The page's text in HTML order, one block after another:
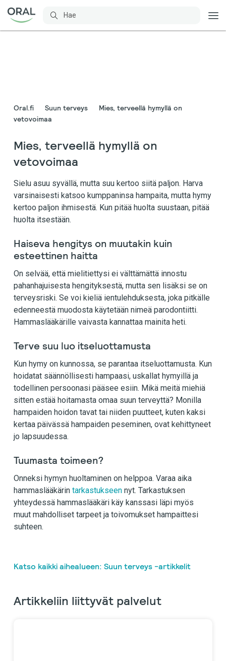
Oral.fi Suun terveys
Mies, terveellä hymyllä on
vetovoimaa
Mies, terveellä hymyllä on
vetovoimaa
Sielu asuu syvällä, mutta suu kertoo siitä paljon. Harva
varsinaisesti katsoo kumppaninsa hampaita, mutta hymy
kertoo paljon ihmisestä. Kun pitää huolta suustaan, pitää
huolta itsestään. ​
Haiseva hengitys on muutakin kuin
esteettinen haitta
On selvää, että mielitiettysi ei välttämättä innostu
pahanhajuisesta hengityksestä, mutta sen lisäksi se on
terveysriski. Se voi kieliä ientulehduksesta, joka pitkälle
edenneestä muodosta käytetään nimeä parodontiitti.
Hammaslääkärille vaivasta kannattaa mainita heti.
Terve suu luo itseluottamusta
Kun hymy on kunnossa, se parantaa itseluottamusta. Kun
hoidatat säännöllisesti hampaasi, uskallat hymyillä ja
todellinen persoonasi pääsee esiin. Mikä meitä miehiä
sitten estää hoitamasta omaa suun terveyttä? Monilla
hampaiden hoidon tavat tai niiden puutteet, kuten kaksi
kertaa päivässä hampaiden peseminen, ovat kehittyneet
jo lapsuudessa.
Tuumasta toimeen?
Onneksi hymyn huoltaminen on helppoa. Varaa aika
hammaslääkärin tarkastukseen nyt. Tarkastuksen
yhteydessä hammaslääkäri käy kanssasi läpi myös
muut mahdolliset tarpeet ja toivomukset hampaittesi
suhteen.
Katso kaikki aihealueen: Suun terveys -artikkelit
Artikkeliin liittyvät palvelut